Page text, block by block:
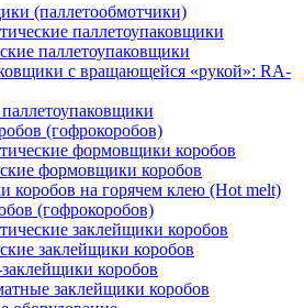
(паллетообмотчики)
паллетоупаковщики
паллетоупаковщики
с вращающейся «рукой»: RA-
(гофрокоробов)
формовщики коробов
формовщики коробов
коробов на горячем клею (Hot melt)
(гофрокоробов)
заклейщики коробов
заклейщики коробов
коробов
заклейщики коробов